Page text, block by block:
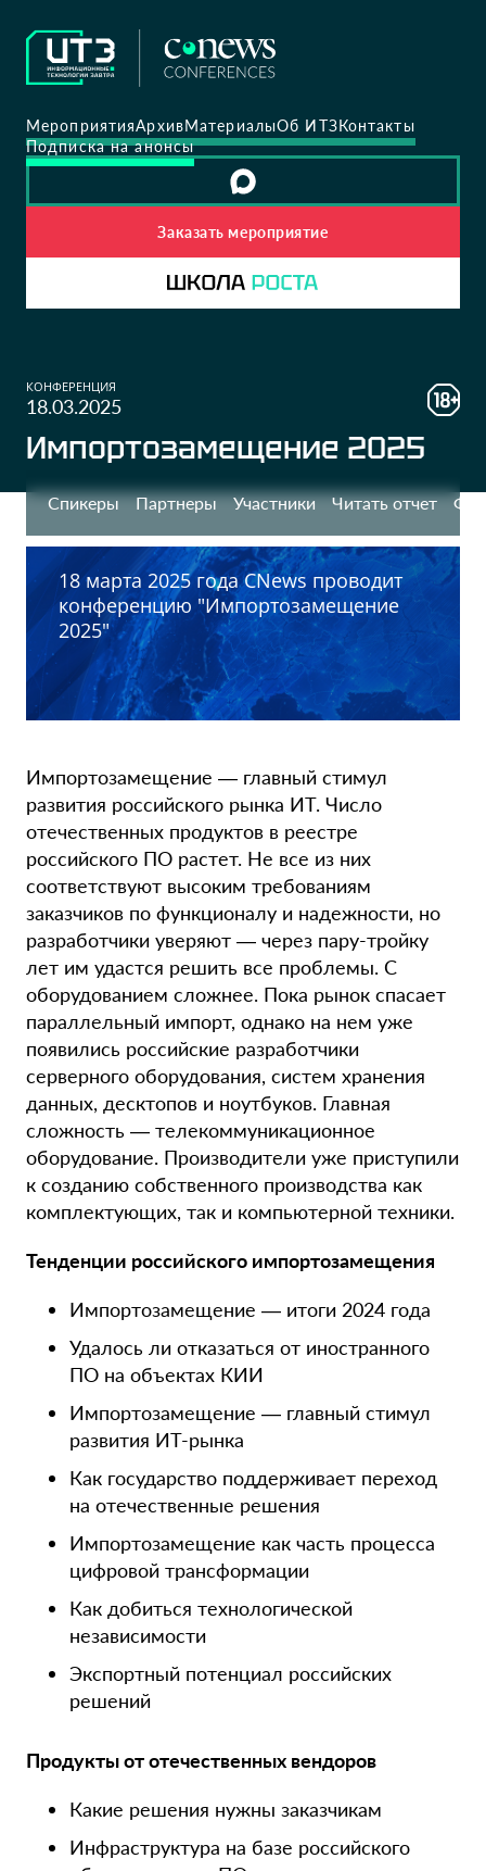
МероприятияАрхивМатериалыОб ИТЗКонтакты
Подписка на анонсы
Заказать мероприятие
КОНФЕРЕНЦИЯ
18.03.2025
Импортозамещение 2025
Спикеры Партнеры Участники Читать отчет
18 марта 2025 года CNews проводит
конференцию "Импортозамещение
2025"
Импортозамещение — главный стимул
развития российского рынка ИТ. Число
отечественных продуктов в реестре
российского ПО растет. Не все из них
соответствуют высоким требованиям
заказчиков по функционалу и надежности, но
разработчики уверяют — через пару-тройку
лет им удастся решить все проблемы. С
оборудованием сложнее. Пока рынок спасает
параллельный импорт, однако на нем уже
появились российские разработчики
серверного оборудования, систем хранения
данных, десктопов и ноутбуков. Главная
сложность — телекоммуникационное
оборудование. Производители уже приступили
к созданию собственного производства как
комплектующих, так и компьютерной техники.
Тенденции российского импортозамещения
Импортозамещение — итоги 2024 года
Удалось ли отказаться от иностранного
ПО на объектах КИИ
Импортозамещение — главный стимул
развития ИТ-рынка
Как государство поддерживает переход
на отечественные решения
Импортозамещение как часть процесса
цифровой трансформации
Как добиться технологической
независимости
Экспортный потенциал российских
решений
Продукты от отечественных вендоров
Какие решения нужны заказчикам
Инфраструктура на базе российского